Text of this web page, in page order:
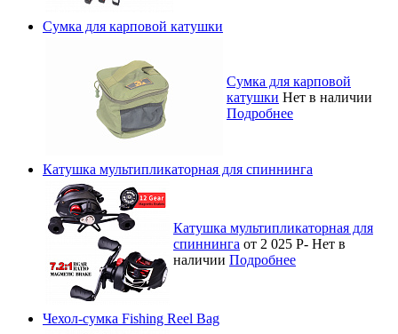
Сумка для карповой катушки
Сумка для карповой
катушки Нет в наличии
Подробнее
Катушка мультипликаторная для спиннинга
Катушка мультипликаторная для
спиннинга от 2 025 Р- Нет в
наличии Подробнее
Чехол-сумка Fishing Reel Bag